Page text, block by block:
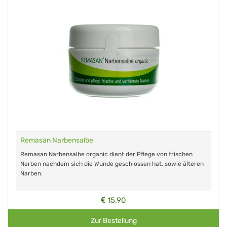
Remasan Narbensalbe
Remasan Narbensalbe organic dient der Pflege von frischen
Narben nachdem sich die Wunde geschlossen hat, sowie älteren
Narben.
15,90
Zur Bestellung